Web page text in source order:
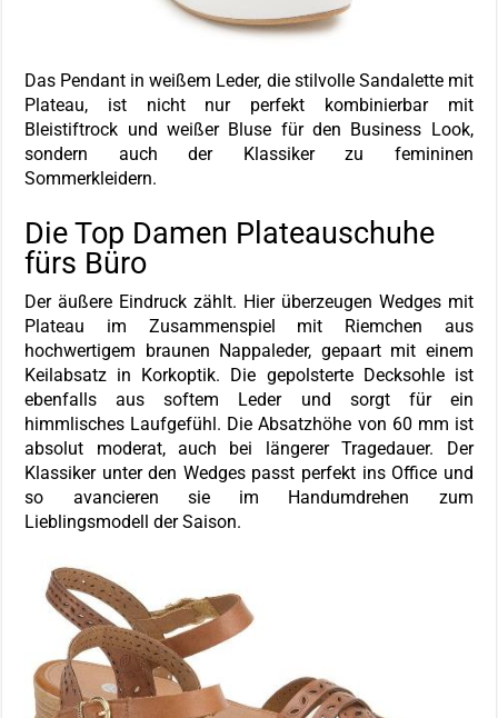
Das Pendant in weißem Leder, die stilvolle Sandalette mit
Plateau, ist nicht nur perfekt kombinierbar mit
Bleistiftrock und weißer Bluse für den Business Look,
sondern auch der Klassiker zu femininen
Sommerkleidern.
Die Top Damen Plateauschuhe
fürs Büro
Der äußere Eindruck zählt. Hier überzeugen Wedges mit
Plateau im Zusammenspiel mit Riemchen aus
hochwertigem braunen Nappaleder, gepaart mit einem
Keilabsatz in Korkoptik. Die gepolsterte Decksohle ist
ebenfalls aus softem Leder und sorgt für ein
himmlisches Laufgefühl. Die Absatzhöhe von 60 mm ist
absolut moderat, auch bei längerer Tragedauer. Der
Klassiker unter den Wedges passt perfekt ins Office und
so avancieren sie im Handumdrehen zum
Lieblingsmodell der Saison.